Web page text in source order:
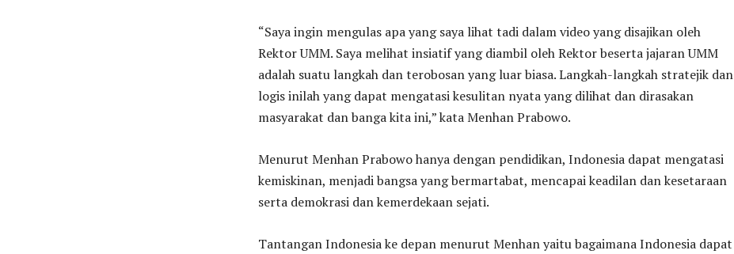
“Saya ingin mengulas apa yang saya lihat tadi dalam video yang disajikan oleh
Rektor UMM. Saya melihat insiatif yang diambil oleh Rektor beserta jajaran UMM
adalah suatu langkah dan terobosan yang luar biasa. Langkah-langkah stratejik dan
logis inilah yang dapat mengatasi kesulitan nyata yang dilihat dan dirasakan
masyarakat dan banga kita ini,” kata Menhan Prabowo.
Menurut Menhan Prabowo hanya dengan pendidikan, Indonesia dapat mengatasi
kemiskinan, menjadi bangsa yang bermartabat, mencapai keadilan dan kesetaraan
serta demokrasi dan kemerdekaan sejati.
Tantangan Indonesia ke depan menurut Menhan yaitu bagaimana Indonesia dapat